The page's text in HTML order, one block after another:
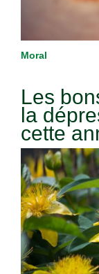
Moral
Les
la
cette